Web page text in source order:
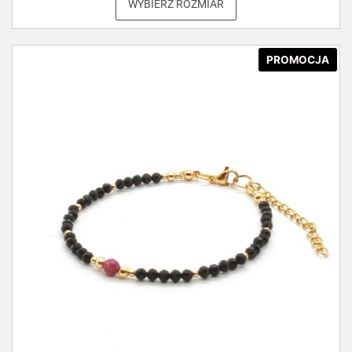
WYBIERZ ROZMIAR
PROMOCJA